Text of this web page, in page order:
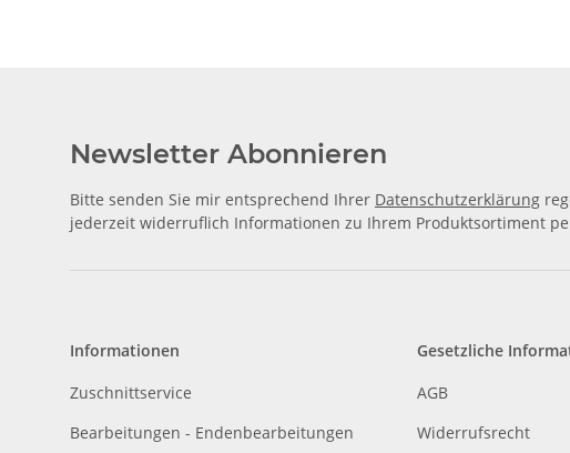
Newsletter Abonnieren
Bitte senden Sie mir entsprechend Ihrer Datenschutzerklärung
jederzeit widerruflich Informationen zu Ihrem Produktsortiment
Informationen
Zuschnittservice
Bearbeitungen - Endenbearbeitungen
Gesetzliche
AGB
Widerrufsrecht